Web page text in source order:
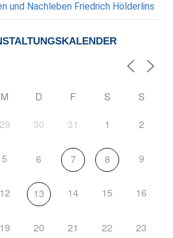
und Nachleben Friedrich Hölderlins
M D F S S
29 30 31 1 2
5 6 7 8 9
12 13 14 15 16
19 20 21 22 23